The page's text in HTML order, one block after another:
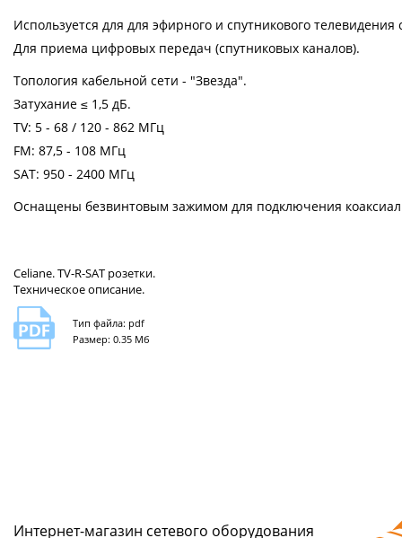
Используется для для эфирного и спутникового
Для приема цифровых передач (спутниковых каналов).
Топология кабельной сети - "Звезда".
Затухание ≤ 1,5 дБ.
TV: 5 - 68 / 120 - 862 МГц
FM: 87,5 - 108 МГц
SAT: 950 - 2400 МГц
Оснащены безвинтовым зажимом для подключения
Celiane. TV-R-SAT розетки.
Техническое описание.
Тип файла: pdf
Размер: 0.35 Мб
Интернет-магазин сетeвого оборудования